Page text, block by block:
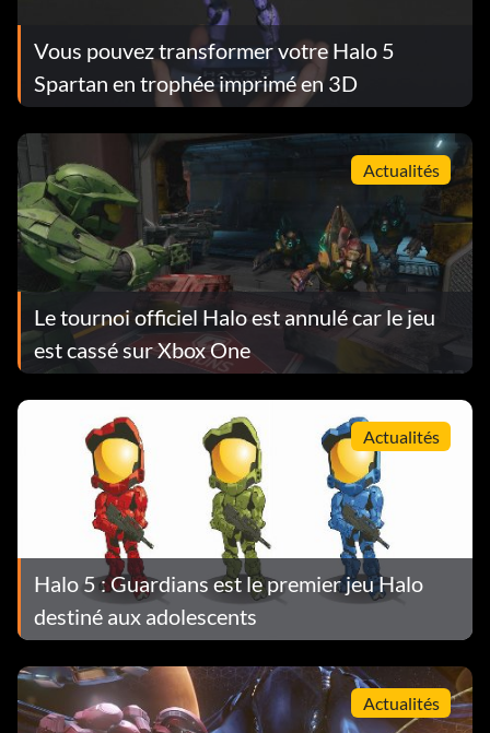
Vous pouvez transformer votre Halo 5
Spartan en trophée imprimé en 3D
Actualités
Le tournoi officiel Halo est annulé car le jeu
est cassé sur Xbox One
Actualités
Halo 5 : Guardians est le premier jeu Halo
destiné aux adolescents
Actualités